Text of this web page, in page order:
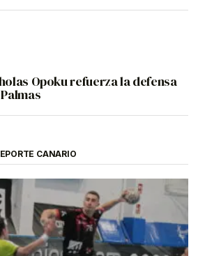
Opoku refuerza la defensa
CANARIO